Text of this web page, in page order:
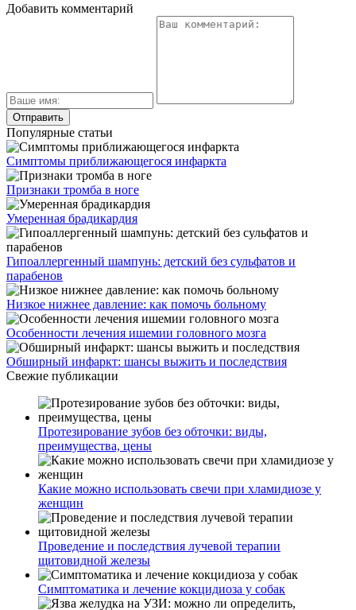
Добавить комментарий
Популярные статьи
Симптомы приближающегося инфаркта
Признаки тромба в ноге
Умеренная брадикардия
Гипоаллергенный шампунь: детский без сульфатов и
парабенов
Низкое нижнее давление: как помочь больному
Особенности лечения ишемии головного мозга
Обширный инфаркт: шансы выжить и последствия
Свежие публикации
Протезирование зубов без обточки: виды,
преимущества, цены
Какие можно использовать свечи при хламидиозе у
женщин
Проведение и последствия лучевой терапии
щитовидной железы
Симптоматика и лечение кокцидиоза у собак